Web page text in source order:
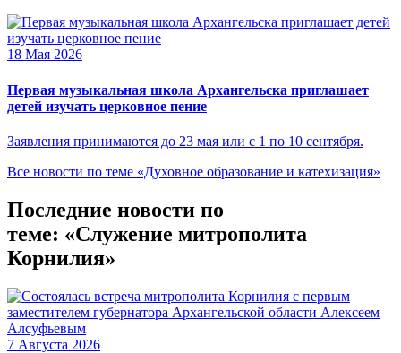
18 Мая 2026
Первая музыкальная школа Архангельска приглашает
детей изучать церковное пение
Заявления принимаются до 23 мая или с 1 по 10 сентября.
Все новости по теме «Духовное образование и катехизация»
Последние новости по
теме: «Служение митрополита
Корнилия»
7 Августа 2026